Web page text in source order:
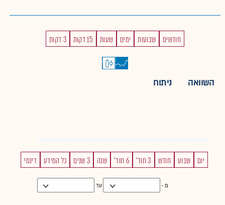
חודשים שבועות ימים שעות 15 דקות 3 דקות
השוואה ניתוח
יום שבוע חודש 3 חוד' 6 חוד' שנה 3 שנים כל המידע דינמי
מ - עד